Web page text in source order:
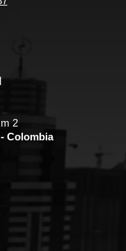
2
Colombia